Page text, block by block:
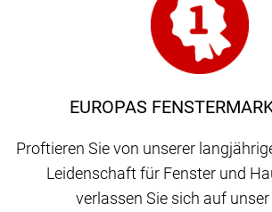
EUROPAS
Proftieren Sie von unserer
Leidenschaft für Fenster und
verlassen Sie sich auf